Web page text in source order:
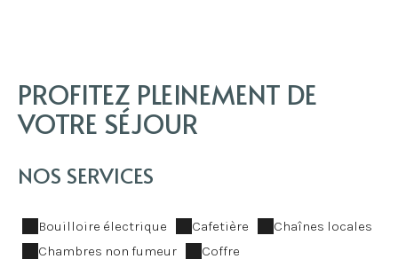
PROFITEZ PLEINEMENT DE
VOTRE SÉJOUR
NOS SERVICES
Bouilloire électrique Cafetière
Chaînes locales
Chambres non fumeur
Coffre